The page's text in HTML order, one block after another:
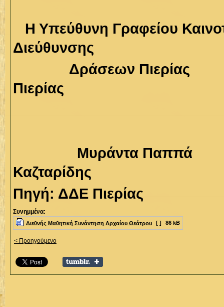
Η Υπεύθυνη
Διεύθυνσης
Δράσεων
Πιερίας
Καζταρίδης
Πηγή: ΔΔΕ Πιερίας
Συνημμένα:
Διεθνής Μαθητική Συνάντηση Αρχαίου Θεάτρου [ ] 86 kB
< Προηγούμενο